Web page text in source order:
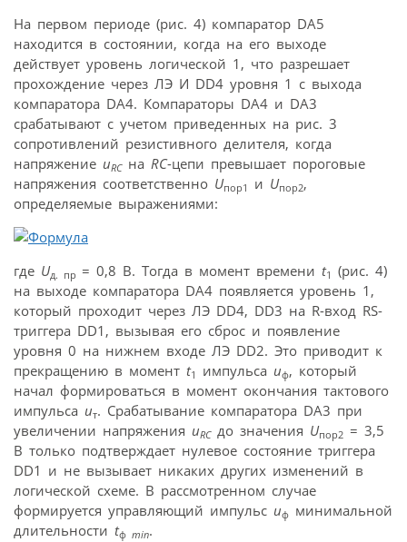
На первом периоде (рис. 4) компаратор DA5
находится в состоянии, когда на его выходе
действует уровень логической 1, что разрешает
прохождение через ЛЭ И DD4 уровня 1 с выхода
компаратора DA4. Компараторы DA4 и DA3
срабатывают с учетом приведенных на рис. 3
сопротивлений резистивного делителя, когда
напряжение uRCна RC-цепи превышает пороговые
напряжения соответственно Uпор1 и Uпор2,
определяемые выражениями:
где Uд. пр = 0,8 В. Тогда в момент времени t1 (рис. 4)
на выходе компаратора DA4 появляется уровень 1,
который проходит через ЛЭ DD4, DD3 на R-вход RS-
триггера DD1, вызывая его сброс и появление
уровня 0 на нижнем входе ЛЭ DD2. Это приводит к
прекращению в момент t1 импульса uф, который
начал формироваться в момент окончания тактового
импульса uт. Срабатывание компаратора DA3 при
увеличении напряжения uRCдо значения Uпор2 = 3,5
В только подтверждает нулевое состояние триггера
DD1 и не вызывает никаких других изменений в
логической схеме. В рассмотренном случае
формируется управляющий импульс uф минимальной
длительности tф min.